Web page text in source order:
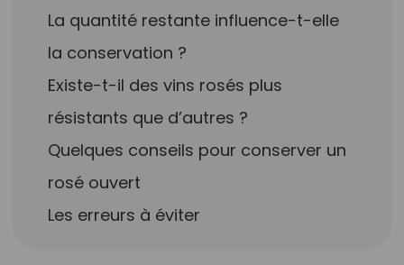
La quantité restante influence-t-elle
la conservation ?
Existe-t-il des vins rosés plus
résistants que d’autres ?
Quelques conseils pour conserver un
rosé ouvert
Les erreurs à éviter